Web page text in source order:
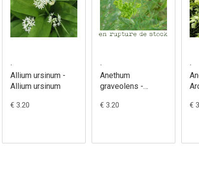
.
Allium ursinum -
Allium ursinum
€ 3.20
.
Anethum
graveolens -
graveolens
€ 3.20
.
€